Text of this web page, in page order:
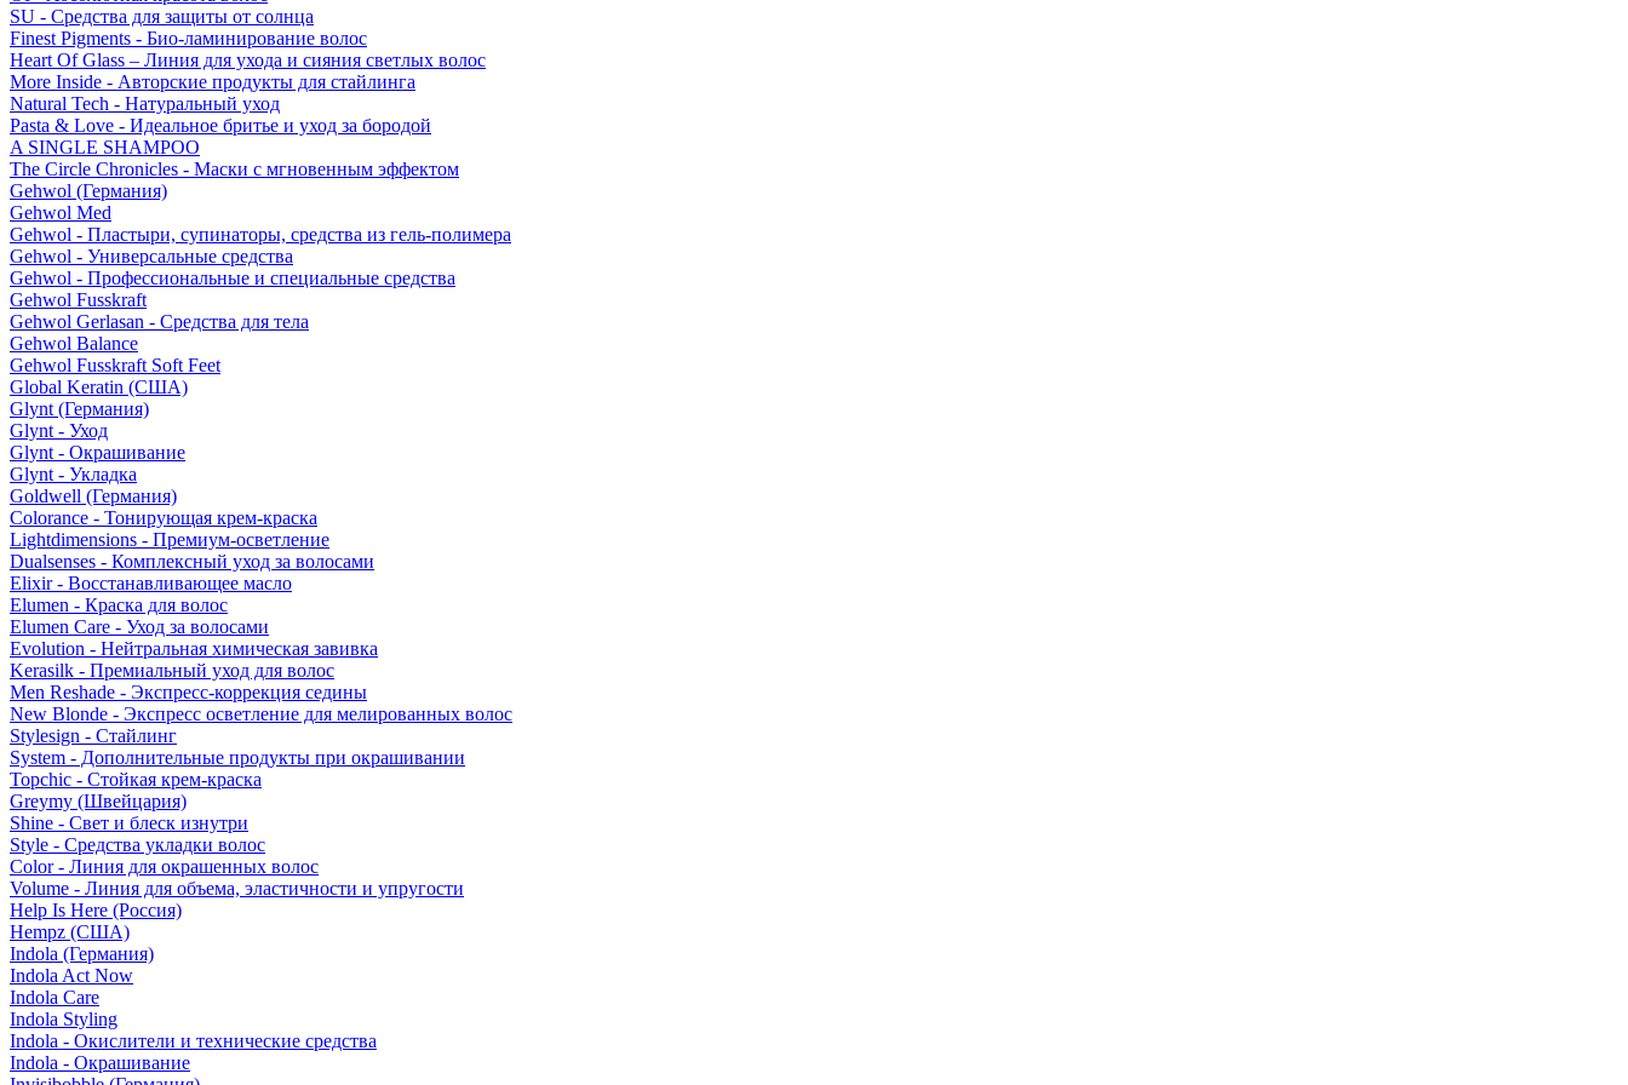
SU - Средства для защиты от солнца
Finest Pigments - Био-ламинирование волос
Heart Of Glass – Линия для ухода и сияния светлых волос
More Inside - Авторские продукты для стайлинга
Natural Tech - Натуральный уход
Pasta & Love - Идеальное бритье и уход за бородой
A SINGLE SHAMPOO
The Circle Chronicles - Маски с мгновенным эффектом
Gehwol (Германия)
Gehwol Med
Gehwol - Пластыри, супинаторы, средства из гель-полимера
Gehwol - Универсальные средства
Gehwol - Профессиональные и специальные средства
Gehwol Fusskraft
Gehwol Gerlasan - Средства для тела
Gehwol Balance
Gehwol Fusskraft Soft Feet
Global Keratin (США)
Glynt (Германия)
Glynt - Уход
Glynt - Окрашивание
Glynt - Укладка
Goldwell (Германия)
Colorance - Тонирующая крем-краска
Lightdimensions - Премиум-осветление
Dualsenses - Комплексный уход за волосами
Elixir - Восстанавливающее масло
Elumen - Краска для волос
Elumen Care - Уход за волосами
Evolution - Нейтральная химическая завивка
Kerasilk - Премиальный уход для волос
Men Reshade - Экспресс-коррекция седины
New Blonde - Экспресс осветление для мелированных волос
Stylesign - Стайлинг
System - Дополнительные продукты при окрашивании
Topchic - Стойкая крем-краска
Greymy (Швейцария)
Shine - Свет и блеск изнутри
Style - Средства укладки волос
Color - Линия для окрашенных волос
Volume - Линия для объема, эластичности и упругости
Help Is Here (Россия)
Hempz (США)
Indola (Германия)
Indola Act Now
Indola Care
Indola Styling
Indola - Окислители и технические средства
Indola - Окрашивание